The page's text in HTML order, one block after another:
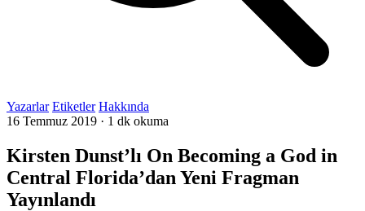
Yazarlar Etiketler Hakkında
16 Temmuz 2019 · 1 dk okuma
Kirsten Dunst’lı On Becoming a God in
Central Florida’dan Yeni Fragman
Yayınlandı